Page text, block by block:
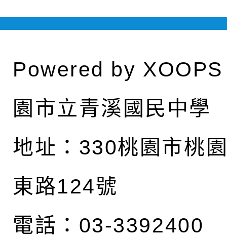
Powered by XOOPS
園市立青溪國民中學
地址： 330桃園市桃
東路124號
電話：03-3392400